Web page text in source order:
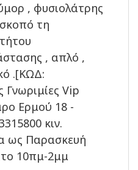
, φυσιολάτρης
τη
, απλό ,
.[ΚΩΔ:
Γνωριμίες Vip
Ερμού 18 -
κιν.
ως Παρασκευή
10πμ-2μμ